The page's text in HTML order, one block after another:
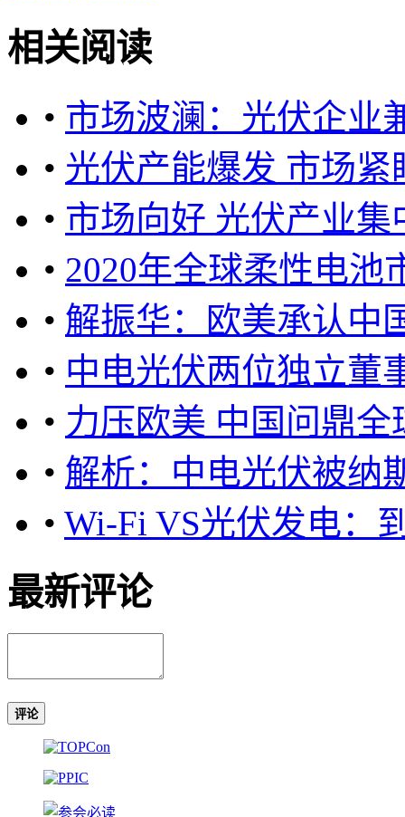
相关阅读
• 市场波澜：光伏企业
• 光伏产能爆发 市场紧
• 市场向好 光伏产业
• 2020年全球柔性电池
• 解振华：欧美承认中
• 中电光伏两位独立董
• 力压欧美 中国问鼎
• 解析：中电光伏被纳
• Wi-Fi VS光伏发电：
最新评论
评论